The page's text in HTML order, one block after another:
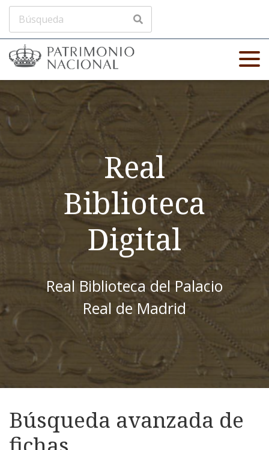
Real
Biblioteca
Digital
Real Biblioteca del Palacio
Real de Madrid
Búsqueda avanzada de